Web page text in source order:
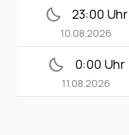
bedtime 23:00 Uhr
10.08.2026
bedtime 0:00 Uhr
11.08.2026